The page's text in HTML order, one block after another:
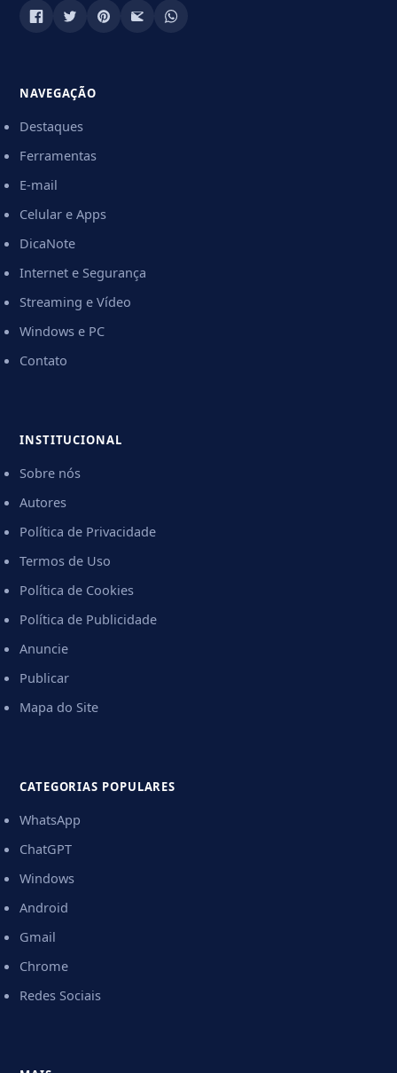
NAVEGAÇÃO
Destaques
Ferramentas
E-mail
Celular e Apps
DicaNote
Internet e Segurança
Streaming e Vídeo
Windows e PC
Contato
INSTITUCIONAL
Sobre nós
Autores
Política de Privacidade
Termos de Uso
Política de Cookies
Política de Publicidade
Anuncie
Publicar
Mapa do Site
CATEGORIAS POPULARES
WhatsApp
ChatGPT
Windows
Android
Gmail
Chrome
Redes Sociais